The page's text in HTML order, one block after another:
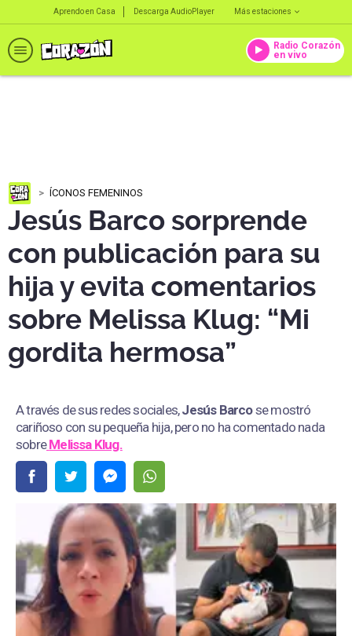
Aprendo en Casa Descarga AudioPlayer Más estaciones
Radio Corazón
en vivo
ÍCONOS FEMENINOS
Jesús Barco sorprende
con publicación para su
hija y evita comentarios
sobre Melissa Klug: “Mi
gordita hermosa”
A través de sus redes sociales,Jesús Barcose mostró
cariñoso con su pequeña hija, pero no ha comentado nada
sobre Melissa Klug.